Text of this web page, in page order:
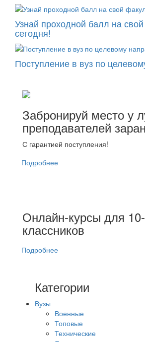
Узнай проходной балл на
сегодня!
Поступление в вуз по
Забронируй место у
преподавателей
С гарантией поступления!
Подробнее
Онлайн-курсы для 10-
классников
Подробнее
Категории
Вузы
Военные
Топовые
Технические